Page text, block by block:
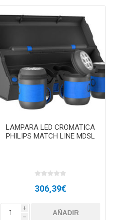
LAMPARA LED CROMATICA
PHILIPS MATCH LINE MDSL
306,39€
i
h